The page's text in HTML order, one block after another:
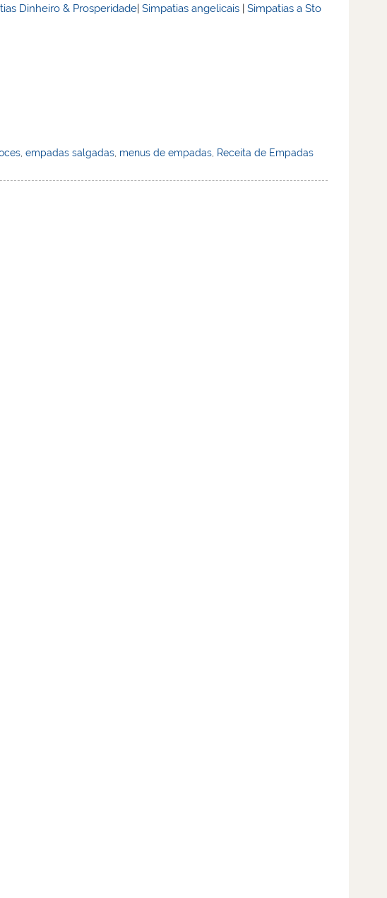
Dinheiro & Prosperidade|Simpatias angelicais |Simpatias a Sto
,empadas salgadas menus de empadas Receita de Empadas